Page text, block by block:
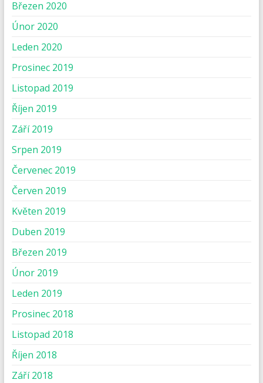
Březen 2020
Únor 2020
Leden 2020
Prosinec 2019
Listopad 2019
Říjen 2019
Září 2019
Srpen 2019
Červenec 2019
Červen 2019
Květen 2019
Duben 2019
Březen 2019
Únor 2019
Leden 2019
Prosinec 2018
Listopad 2018
Říjen 2018
Září 2018